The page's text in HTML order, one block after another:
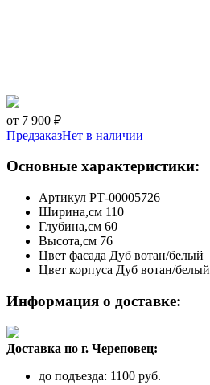
от 7 900 ₽
ПредзаказНет в наличии
Основные характеристики:
Артикул РТ-00005726
Ширина,см 110
Глубина,см 60
Высота,см 76
Цвет фасада Дуб вотан/белый
Цвет корпуса Дуб вотан/белый
Информация о доставке:
Доставка по г. Череповец:
до подъезда: 1100 руб.